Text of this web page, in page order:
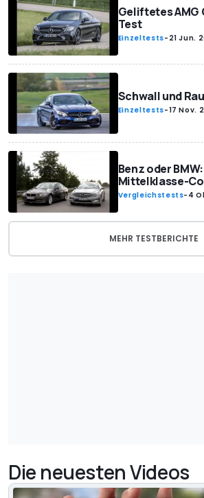
Geliftetes AMG
Test
Einzeltests- 21 Jun.
Schwall und
Einzeltests-17 Nov.
Benz oder
Mittelklasse-
Vergleichstests- 4
MEHR TESTBERICHTE
Die neuesten Videos